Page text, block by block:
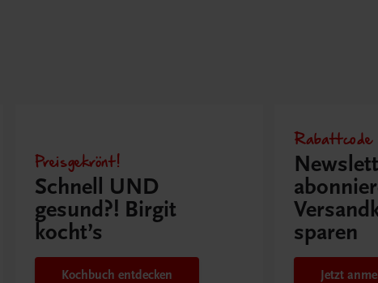
Preisgekrönt!
Schnell UND
gesund?! Birgit
kocht’s
Kochbuch entdecken
Rabattcode
sparen
Jetzt